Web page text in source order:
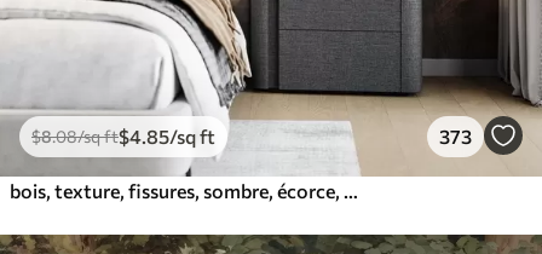
$8.08/sq ft$4 .85/sq ft 373